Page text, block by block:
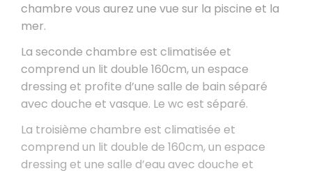
chambre vous aurez une vue sur la piscine et la
mer.
La seconde chambre est climatisée et
comprend un lit double 160cm, un espace
dressing et profite d’une salle de bain séparé
avec douche et vasque. Le wc est séparé.
La troisième chambre est climatisée et
comprend un lit double de 160cm, un espace
dressing et une salle d’eau avec douche et